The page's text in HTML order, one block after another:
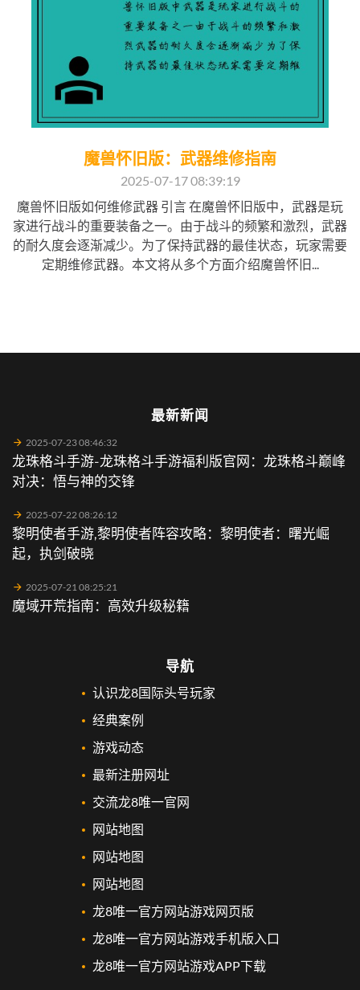
魔兽怀旧版：武器维修指南
2025-07-17 08:39:19
魔兽怀旧版如何维修武器 引言 在魔兽怀旧版中，武器是玩
家进行战斗的重要装备之一。由于战斗的频繁和激烈，武器
的耐久度会逐渐减少。为了保持武器的最佳状态，玩家需要
定期维修武器。本文将从多个方面介绍魔兽怀旧...
最新新闻
2025-07-23 08:46:32
龙珠格斗手游-龙珠格斗手游福利版官网：龙珠格斗巅峰
对决：悟与神的交锋
2025-07-22 08:26:12
黎明使者手游,黎明使者阵容攻略：黎明使者：曙光崛
起，执剑破晓
2025-07-21 08:25:21
魔域开荒指南：高效升级秘籍
导航
认识龙8国际头号玩家
经典案例
游戏动态
最新注册网址
交流龙8唯一官网
网站地图
网站地图
网站地图
龙8唯一官方网站游戏网页版
龙8唯一官方网站游戏手机版入口
龙8唯一官方网站游戏APP下载